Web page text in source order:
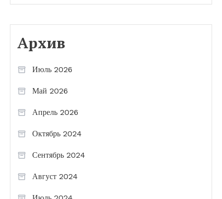
Архив
Июль 2026
Май 2026
Апрель 2026
Октябрь 2024
Сентябрь 2024
Август 2024